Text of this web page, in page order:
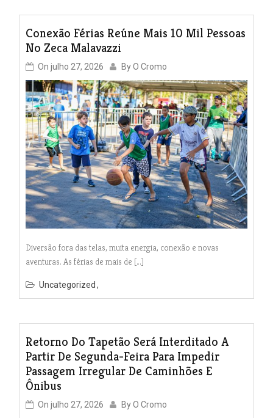
Conexão Férias Reúne Mais 10 Mil Pessoas
No Zeca Malavazzi
On julho 27, 2026 ByO Cromo
Diversão fora das telas, muita energia, conexão e novas
aventuras. As férias de mais de […]
Uncategorized
Retorno Do Tapetão Será Interditado A
Partir De Segunda-Feira Para Impedir
Passagem Irregular De Caminhões E
Ônibus
On julho 27, 2026 ByO Cromo